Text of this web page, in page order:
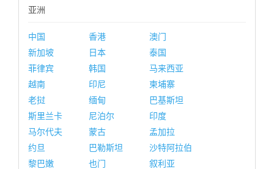
亚洲
中国 香港
澳门
新加坡
日本
泰国
菲律宾
韩国
马来西亚
越南
印尼
柬埔寨
老挝
缅甸
巴基斯坦
斯里兰卡
尼泊尔
印度
马尔代夫
蒙古
孟加拉
约旦
巴勒斯坦
沙特阿拉伯
黎巴嫩
也门
叙利亚